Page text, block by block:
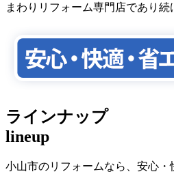
まわりリフォーム専門店であり続
ラインナップ
lineup
小山市のリフォームなら、安心